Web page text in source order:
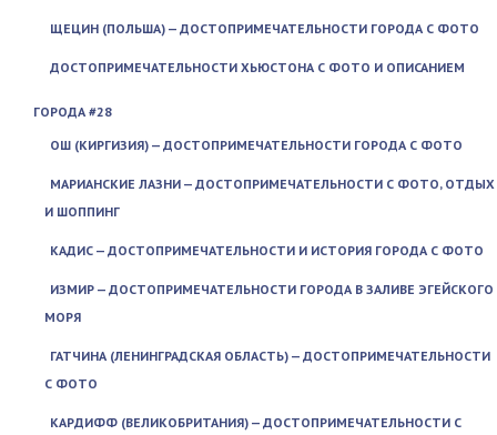
ЩЕЦИН (ПОЛЬША) — ДОСТОПРИМЕЧАТЕЛЬНОСТИ ГОРОДА С ФОТО
ДОСТОПРИМЕЧАТЕЛЬНОСТИ ХЬЮСТОНА С ФОТО И ОПИСАНИЕМ
ГОРОДА #28
ОШ (КИРГИЗИЯ) — ДОСТОПРИМЕЧАТЕЛЬНОСТИ ГОРОДА С ФОТО
МАРИАНСКИЕ ЛАЗНИ — ДОСТОПРИМЕЧАТЕЛЬНОСТИ С ФОТО, ОТДЫХ
И ШОППИНГ
КАДИС — ДОСТОПРИМЕЧАТЕЛЬНОСТИ И ИСТОРИЯ ГОРОДА С ФОТО
ИЗМИР — ДОСТОПРИМЕЧАТЕЛЬНОСТИ ГОРОДА В ЗАЛИВЕ ЭГЕЙСКОГО
МОРЯ
ГАТЧИНА (ЛЕНИНГРАДСКАЯ ОБЛАСТЬ) — ДОСТОПРИМЕЧАТЕЛЬНОСТИ
С ФОТО
КАРДИФФ (ВЕЛИКОБРИТАНИЯ) — ДОСТОПРИМЕЧАТЕЛЬНОСТИ С